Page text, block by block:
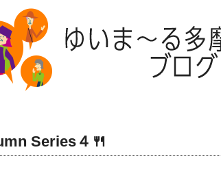
Series４🍴